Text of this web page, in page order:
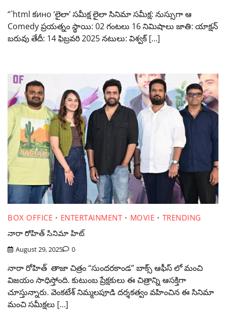
“`html కино ‘లైలా’ సమీక్ష లైలా సినిమా సమీక్ష: నుస్సుగా ఆ
Comedy ప్రయత్నం స్థాయి: 02 గంటలు 16 నిమిషాలు జాతి: యాక్షన్
బరువు తేదీ: 14 ఫిబ్రవరి 2025 నటులు: విశ్వక్ […]
BOX OFFICE ENTERTAINMENT MOVIE
TRENDING
నారా రోహిత్ సినిమా హిట్
August 29, 2025 0
నారా రోహిత్ తాజా చిత్రం “సుందరకాండ” బాక్స్ ఆఫీస్ లో మంచి
విజయం సాధిస్తోంది. కుటుంబ ప్రేక్షకులు ఈ చిత్రాన్ని ఆసక్తిగా
చూస్తున్నారు. వెంకటేశ్ నిమ్మలపూడి దర్శకత్వం వహించిన ఈ సినిమా
మంచి సమీక్షలు […]